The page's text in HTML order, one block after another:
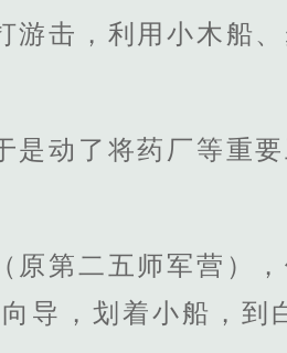
游击，利用小木船
是动了将药厂等重
原第二五师军营）
导，划着小船，到